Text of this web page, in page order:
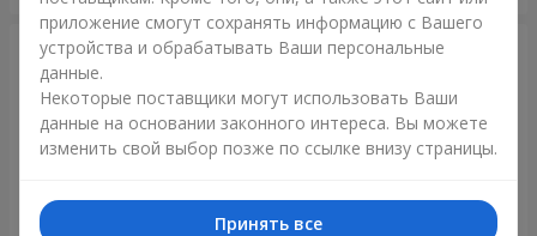
приложение смогут сохранять информацию с Вашего
устройства и обрабатывать Ваши персональные
данные.
Некоторые поставщики могут использовать Ваши
данные на основании законного интереса. Вы можете
изменить свой выбор позже по ссылке внизу страницы.
Принять все